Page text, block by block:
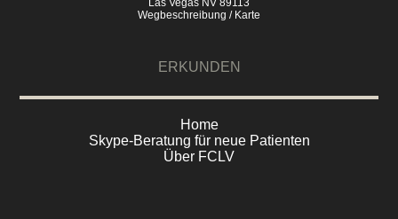
Las Vegas NV 89113
Wegbeschreibung / Karte
ERKUNDEN
Home
Skype-Beratung für neue Patienten
Über FCLV